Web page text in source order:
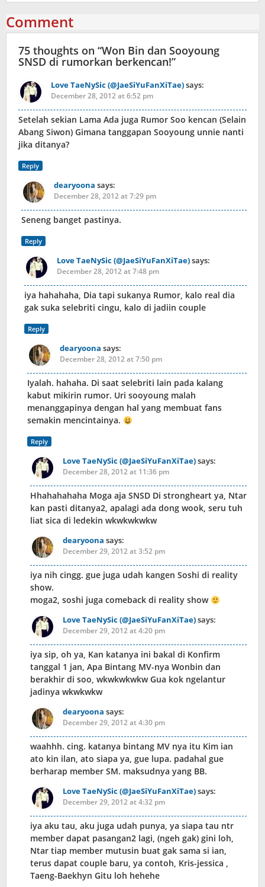
Comment
75 thoughts on “Won Bin dan Sooyoung
SNSD di rumorkan berkencan!”
Love TaeNySic (@JaeSiYuFanXiTae)says:
December 28, 2012 at 6:52 pm
Setelah sekian Lama Ada juga Rumor Soo kencan (Selain
Abang Siwon) Gimana tanggapan Sooyoung unnie nanti
jika ditanya?
Reply
dearyoona says:
December 28, 2012 at 7:29 pm
Seneng banget pastinya.
Reply
Love TaeNySic (@JaeSiYuFanXiTae)says:
December 28, 2012 at 7:48 pm
iya hahahaha, Dia tapi sukanya Rumor, kalo real dia
gak suka selebriti cingu, kalo di jadiin couple
Reply
dearyoona says:
December 28, 2012 at 7:50 pm
Iyalah. hahaha. Di saat selebriti lain pada kalang
kabut mikirin rumor. Uri sooyoung malah
menanggapinya dengan hal yang membuat fans
semakin mencintainya.
Reply
Love TaeNySic (@JaeSiYuFanXiTae)says:
December 28, 2012 at 11:36 pm
Hhahahahaha Moga aja SNSD Di strongheart ya, Ntar
kan pasti ditanya2, apalagi ada dong wook, seru tuh
liat sica di ledekin wkwkwkwkw
dearyoona says:
December 29, 2012 at 3:52 pm
iya nih cingg. gue juga udah kangen Soshi di reality
show.
moga2, soshi juga comeback di reality show
Love TaeNySic (@JaeSiYuFanXiTae)says:
December 29, 2012 at 4:20 pm
iya sip, oh ya, Kan katanya ini bakal di Konfirm
tanggal 1 jan, Apa Bintang MV-nya Wonbin dan
berakhir di soo, wkwkwkwkw Gua kok ngelantur
jadinya wkwkwkw
dearyoona says:
December 29, 2012 at 4:30 pm
waahhh. cing. katanya bintang MV nya itu Kim ian
ato kin ilan, ato siapa ya, gue lupa. padahal gue
berharap member SM. maksudnya yang BB.
Love TaeNySic (@JaeSiYuFanXiTae)says:
December 29, 2012 at 4:32 pm
iya aku tau, aku juga udah punya, ya siapa tau ntr
member dapat pasangan2 lagi, (ngeh gak) gini loh,
Ntar tiap member mutusin buat gak sama si ian,
terus dapat couple baru, ya contoh, Kris-jessica ,
Taeng-Baekhyn Gitu loh hehehe